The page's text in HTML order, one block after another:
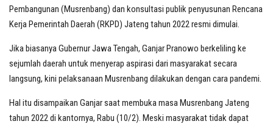
Pembangunan (Musrenbang) dan konsultasi publik penyusunan Rencana
Kerja Pemerintah Daerah (RKPD) Jateng tahun 2022 resmi dimulai.
Jika biasanya Gubernur Jawa Tengah, Ganjar Pranowo berkeliling ke
sejumlah daerah untuk menyerap aspirasi dari masyarakat secara
langsung, kini pelaksanaan Musrenbang dilakukan dengan cara pandemi.
Hal itu disampaikan Ganjar saat membuka masa Musrenbang Jateng
tahun 2022 di kantornya, Rabu (10/2). Meski masyarakat tidak dapat